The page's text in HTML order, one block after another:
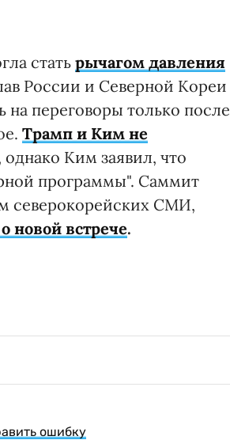
стать рычагом давления
России и Северной Кореи
переговоры только после
Трамп и Ким не
Ким заявил, что
программы". Саммит
северокорейских СМИ,
новой встрече.
ошибку